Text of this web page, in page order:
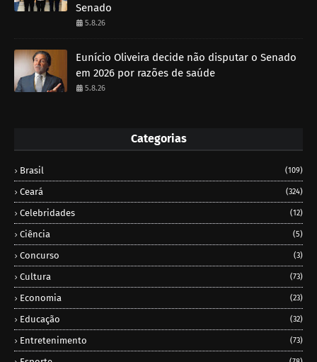
Senado
5.8.26
Eunício Oliveira decide não disputar o Senado
em 2026 por razões de saúde
5.8.26
Categorias
Brasil (109)
Ceará (324)
Celebridades (12)
Ciência (5)
Concurso (3)
Cultura (73)
Economia (23)
Educação (32)
Entretenimento (73)